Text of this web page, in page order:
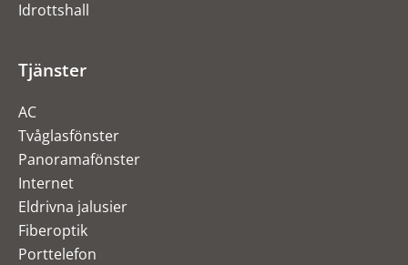
Idrottshall
Tjänster
AC
Tvåglasfönster
Panoramafönster
Internet
Eldrivna jalusier
Fiberoptik
Porttelefon